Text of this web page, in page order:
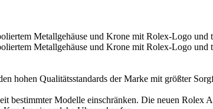
hohen Qualitätsstandards der Marke mit größter
bestimmter Modelle einschränken. Die neuen Rolex